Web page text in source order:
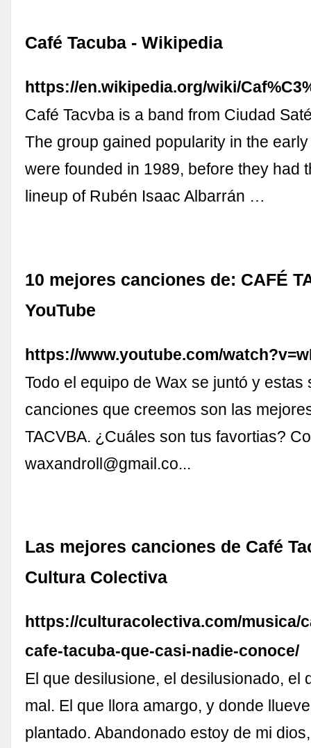
Café Tacuba - Wikipedia
https://en.wikipedia.org/wiki/
Café Tacvba is a band from Ciudad
The group gained popularity in the
were founded in 1989, before they had
lineup of Rubén Isaac Albarrán …
10 mejores canciones de: CAFÉ
YouTube
https://www.youtube.com/
Todo el equipo de Wax se juntó y estas
canciones que creemos son las
TACVBA. ¿Cuáles son tus favortias?
waxandroll@gmail.co...
Las mejores canciones de Café
Cultura Colectiva
https://culturacolectiva.com/musica/
cafe-tacuba-que-casi-nadie-conoce/
El que desilusione, el desilusionado, el
mal. El que llora amargo, y donde
plantado. Abandonado estoy de mi